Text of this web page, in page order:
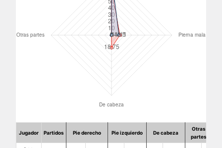
Jugador Partidos Pie derecho Pie izquierdo De cabeza
Otras
partes